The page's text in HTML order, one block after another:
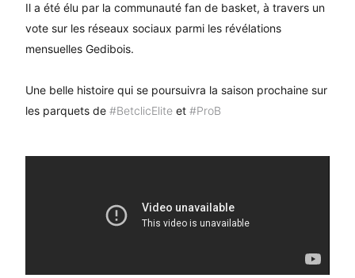
Il a été élu par la communauté fan de basket, à travers un
vote sur les réseaux sociaux parmi les révélations
mensuelles Gedibois.
Une belle histoire qui se poursuivra la saison prochaine sur
les parquets de#BetclicElite et#ProB